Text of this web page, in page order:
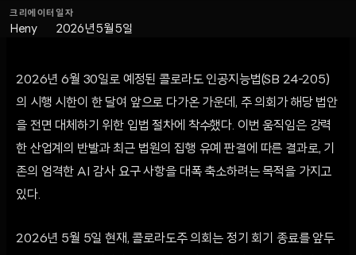
크리에이터
Heny
일자
2026년 5월 5일
2026년 6월 30일로 예정된 콜로라도 인공지능법(SB 24-205)
의 시행 시한이 한 달여 앞으로 다가온 가운데, 주 의회가 해당 법안
을 전면 대체하기 위한 입법 절차에 착수했다. 이번 움직임은 강력
한 산업계의 반발과 최근 법원의 집행 유예 판결에 따른 결과로, 기
존의 엄격한 AI 감사 요구 사항을 대폭 축소하려는 목적을 가지고
있다.
2026년 5월 5일 현재, 콜로라도주 의회는 정기 회기 종료를 앞두